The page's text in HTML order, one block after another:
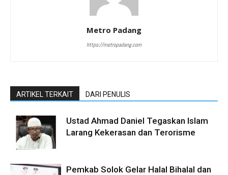
Metro Padang
https://metropadang.com
ARTIKEL TERKAIT DARI PENULIS
Ustad Ahmad Daniel Tegaskan Islam
Larang Kekerasan dan Terorisme
Pemkab Solok Gelar Halal Bihalal dan